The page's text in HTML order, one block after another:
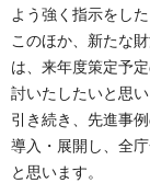
よう強く指示をし
このほか、新たな
は、来年度策定予
討いたしたいと思い
引き続き、先進事
導入・展開し、全
と思います。